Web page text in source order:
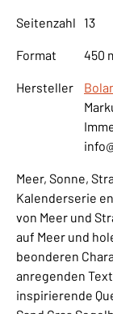
Seitenzahl 13
Format 450
Hersteller
Meer, Sonne,
Kalenderserie
von Meer und
auf Meer und
beonderen
anregenden
inspirierende